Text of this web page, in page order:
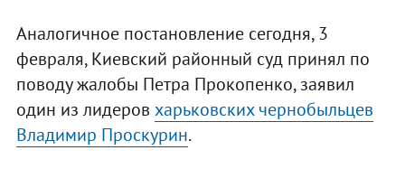
Аналогичное постановление сегодня, 3
февраля, Киевский районный суд принял по
поводу жалобы Петра Прокопенко, заявил
один из лидеров харьковских чернобыльцев
Владимир Проскурин.